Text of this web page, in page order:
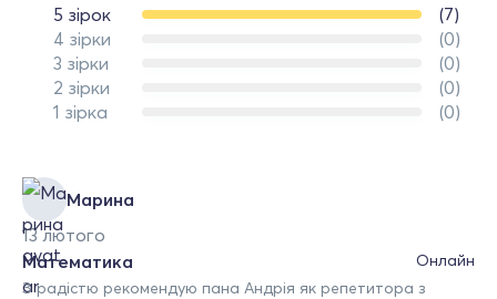
5 зірок
(7)
4 зірки
(0)
3 зірки
(0)
2 зірки
(0)
1 зірка
(0)
Марина
13 лютого
Онлайн
Математика
З радістю рекомендую пана Андрія як репетитора з